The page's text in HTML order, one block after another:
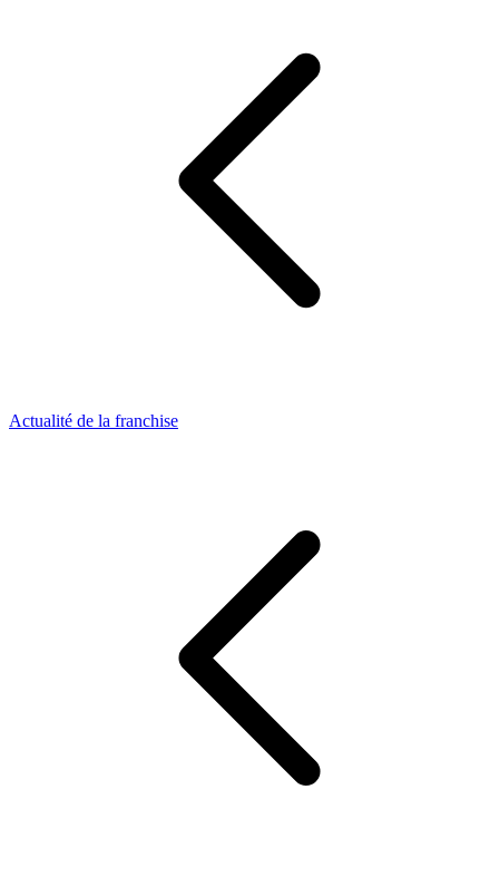
Actualité de la franchise